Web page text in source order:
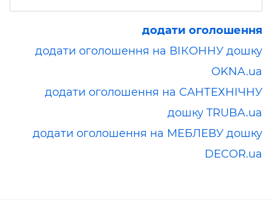
додати оголошення
додати оголошення на ВІКОННУ дошку
OKNA.ua
додати оголошення на САНТЕХНІЧНУ
дошку TRUBA.ua
додати оголошення на МЕБЛЕВУ дошку
DECOR.ua